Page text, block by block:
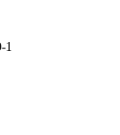
1